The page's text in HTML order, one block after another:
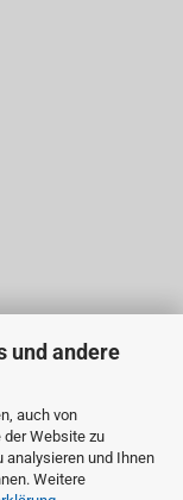
und andere
auch von
Website zu
analysieren und Ihnen
Weitere